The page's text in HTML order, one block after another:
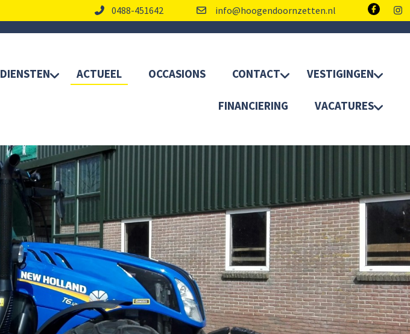
0488-451642 info@hoogendoornzetten.nl
DIENSTEN ACTUEEL OCCASIONS CONTACT VESTIGINGEN
FINANCIERING VACATURES